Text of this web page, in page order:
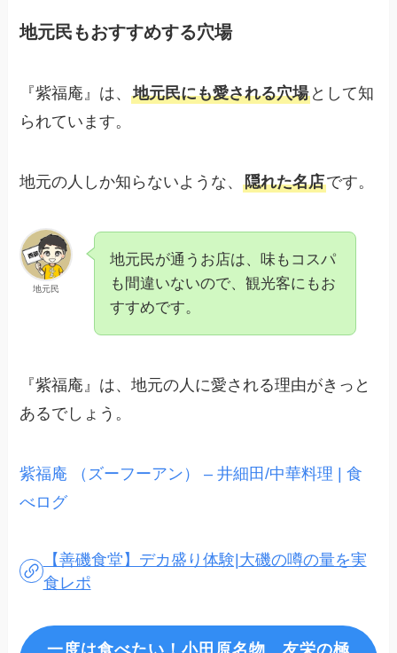
地元民もおすすめする穴場
『紫福庵』は、地元民にも愛される穴場 として知
られています。
地元の人しか知らないような、隠れた名店です。
地元民
地元民が通うお店は、味もコスパ
も間違いないので、観光客にもお
すすめです。
『紫福庵』は、地元の人に愛される理由がきっと
あるでしょう。
紫福庵 （ズーフーアン） – 井細田/中華料理 | 食
べログ
【善磯食堂】デカ盛り体験|大磯の噂の量を実
食レポ
一度は食べたい！小田原名物 友栄の極